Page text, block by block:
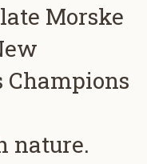
Morske
Champions
nature.